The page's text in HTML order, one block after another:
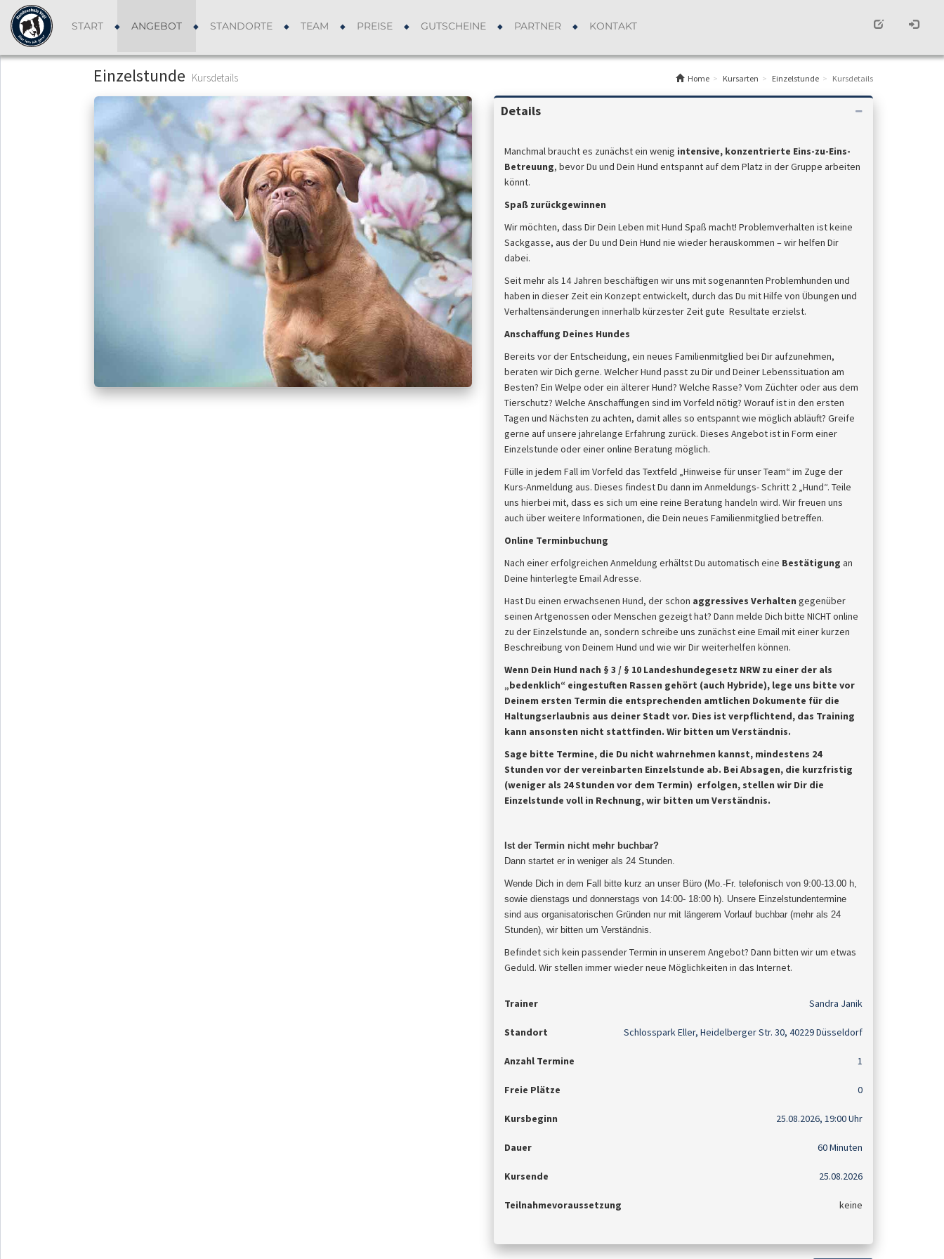
START ANGEBOT STANDORTE TEAM PREISE GUTSCHEINE PARTNER KONTAKT
Einzelstunde Kursdetails Home Kursarten Einzelstunde Kursdetails
Details
Manchmal braucht es zunächst ein wenig intensive, konzentrierte Eins-zu-Eins-
Betreuung, bevor Du und Dein Hund entspannt auf dem Platz in der Gruppe arbeiten
könnt.
Spaß zurückgewinnen
Wir möchten, dass Dir Dein Leben mit Hund Spaß macht! Problemverhalten ist keine
Sackgasse, aus der Du und Dein Hund nie wieder herauskommen – wir helfen Dir
dabei.
Seit mehr als 14 Jahren beschäftigen wir uns mit sogenannten Problemhunden und
haben in dieser Zeit ein Konzept entwickelt, durch das Du mit Hilfe von Übungen und
Verhaltensänderungen innerhalb kürzester Zeit gute Resultate erzielst.
Anschaffung Deines Hundes
Bereits vor der Entscheidung, ein neues Familienmitglied bei Dir aufzunehmen,
beraten wir Dich gerne. Welcher Hund passt zu Dir und Deiner Lebenssituation am
Besten? Ein Welpe oder ein älterer Hund? Welche Rasse? Vom Züchter oder aus dem
Tierschutz? Welche Anschaffungen sind im Vorfeld nötig? Worauf ist in den ersten
Tagen und Nächsten zu achten, damit alles so entspannt wie möglich abläuft? Greife
gerne auf unsere jahrelange Erfahrung zurück. Dieses Angebot ist in Form einer
Einzelstunde oder einer online Beratung möglich.
Fülle in jedem Fall im Vorfeld das Textfeld „Hinweise für unser Team“ im Zuge der
Kurs-Anmeldung aus. Dieses findest Du dann im Anmeldungs- Schritt 2 „Hund“. Teile
uns hierbei mit, dass es sich um eine reine Beratung handeln wird. Wir freuen uns
auch über weitere Informationen, die Dein neues Familienmitglied betreffen.
Online Terminbuchung
Nach einer erfolgreichen Anmeldung erhältst Du automatisch eine Bestätigung an
Deine hinterlegte Email Adresse.
Hast Du einen erwachsenen Hund, der schon aggressives Verhalten gegenüber
seinen Artgenossen oder Menschen gezeigt hat? Dann melde Dich bitte NICHT online
zu der Einzelstunde an, sondern schreibe uns zunächst eine Email mit einer kurzen
Beschreibung von Deinem Hund und wie wir Dir weiterhelfen können.
Wenn Dein Hund nach § 3 / § 10 Landeshundegesetz NRW zu einer der als
„bedenklich“ eingestuften Rassen gehört (auch Hybride), lege uns bitte vor
Deinem ersten Termin die entsprechenden amtlichen Dokumente für die
Haltungserlaubnis aus deiner Stadt vor. Dies ist verpflichtend, das Training
kann ansonsten nicht stattfinden. Wir bitten um Verständnis.
Sage bitte Termine, die Du nicht wahrnehmen kannst, mindestens 24
Stunden vor der vereinbarten Einzelstunde ab. Bei Absagen, die kurzfristig
(weniger als 24 Stunden vor dem Termin) erfolgen, stellen wir Dir die
Einzelstunde voll in Rechnung, wir bitten um Verständnis.
Ist der Termin nicht mehr buchbar?
Dann startet er in weniger als 24 Stunden.
Wende Dich in dem Fall bitte kurz an unser Büro (Mo.-Fr. telefonisch von 9:00-13.00 h,
sowie dienstags und donnerstags von 14:00- 18:00 h). Unsere Einzelstundentermine
sind aus organisatorischen Gründen nur mit längerem Vorlauf buchbar (mehr als 24
Stunden), wir bitten um Verständnis.
Befindet sich kein passender Termin in unserem Angebot? Dann bitten wir um etwas
Geduld. Wir stellen immer wieder neue Möglichkeiten in das Internet.
Trainer Sandra Janik
Standort Schlosspark Eller, Heidelberger Str. 30, 40229 Düsseldorf
Anzahl Termine 1
Freie Plätze 0
Kursbeginn 25.08.2026, 19:00 Uhr
Dauer 60 Minuten
Kursende 25.08.2026
Teilnahmevoraussetzung keine